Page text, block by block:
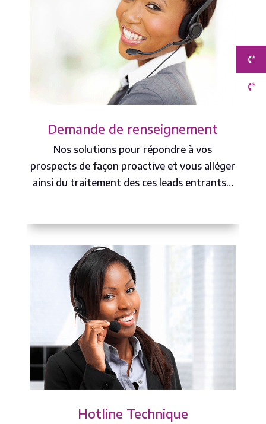
Demande de renseignement
Nos solutions pour répondre à vos
prospects de façon proactive et vous alléger
ainsi du traitement des ces leads entrants…
Hotline Technique